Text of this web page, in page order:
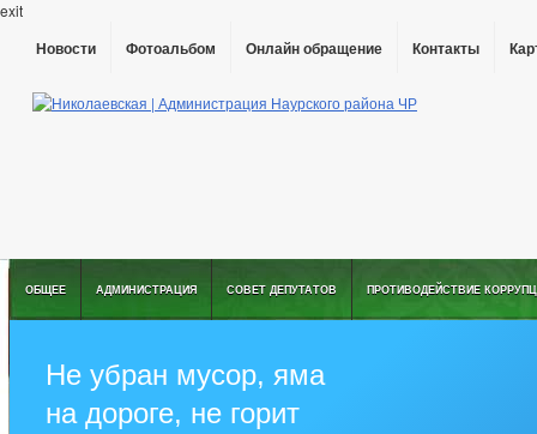
exit
Новости Фотоальбом Онлайн обращение Контакты
ОБЩЕЕ АДМИНИСТРАЦИЯ СОВЕТ ДЕПУТАТОВ ПРОТИВОДЕЙСТВИЕ
Не убран мусор, яма
на дороге, не горит